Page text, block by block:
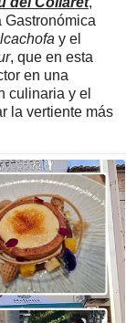
Gastronómica
y el
, que en esta
en una
culinaria y el
la vertiente más